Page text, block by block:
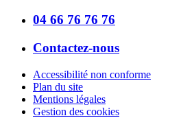
04 66 76 76 76
Contactez-nous
Accessibilité non conforme
Plan du site
Mentions légales
Gestion des cookies